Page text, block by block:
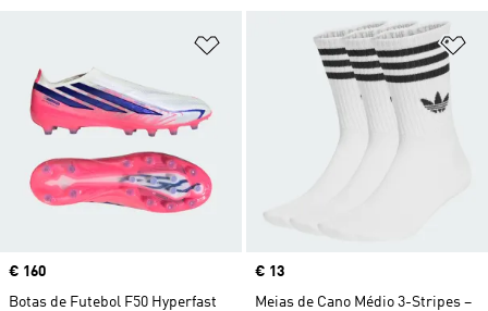
Adicionar à Lista de Desejos
Price
€ 160
Botas de Futebol F50 Hyperfast
Price
€ 13
Meias de Cano Médio 3-Stripes –